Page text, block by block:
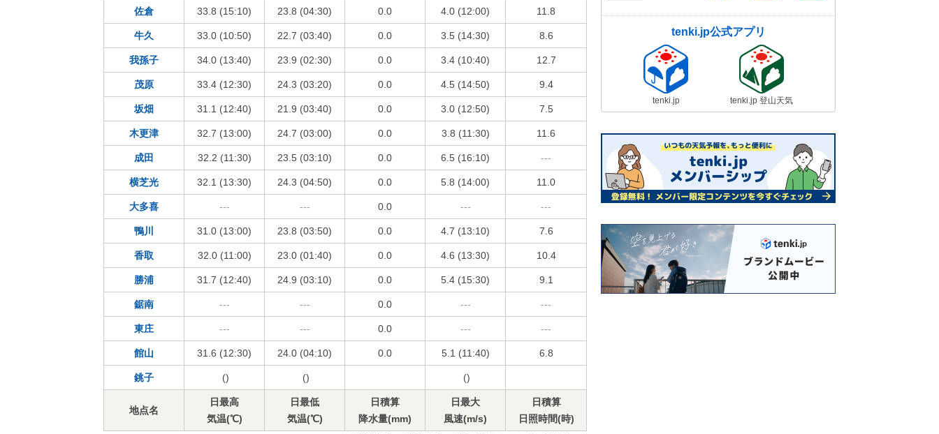
佐倉 33.8 (15:10) 23.8 (04:30) 0.0 4.0 (12:00) 11.8
牛久 33.0 (10:50) 22.7 (03:40) 0.0 3.5 (14:30) 8.6
我孫子 34.0 (13:40) 23.9 (02:30) 0.0 3.4 (10:40) 12.7
茂原 33.4 (12:30) 24.3 (03:20) 0.0 4.5 (14:50) 9.4
坂畑 31.1 (12:40) 21.9 (03:40) 0.0 3.0 (12:50) 7.5
木更津 32.7 (13:00) 24.7 (03:00) 0.0 3.8 (11:30) 11.6
成田 32.2 (11:30) 23.5 (03:10) 0.0 6.5 (16:10) ---
横芝光 32.1 (13:30) 24.3 (04:50) 0.0 5.8 (14:00) 11.0
大多喜 --- --- 0.0 --- ---
鴨川 31.0 (13:00) 23.8 (03:50) 0.0 4.7 (13:10) 7.6
香取 32.0 (11:00) 23.0 (01:40) 0.0 4.6 (13:30) 10.4
勝浦 31.7 (12:40) 24.9 (03:10) 0.0 5.4 (15:30) 9.1
鋸南 --- --- 0.0 --- ---
東庄 --- --- 0.0 --- ---
館山 31.6 (12:30) 24.0 (04:10) 0.0 5.1 (11:40) 6.8
銚子 () () ()
地点名
日最高
気温(℃)
日最低
気温(℃)
日積算
降水量(mm)
日最大
風速(m/s)
日積算
日照時間(時)
tenki.jp公式アプリ
tenki.jp tenki.jp 登山天気